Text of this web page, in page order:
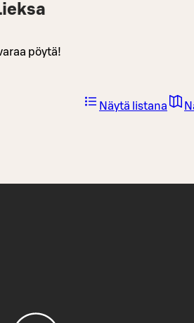
pöytä!
Näytä listana